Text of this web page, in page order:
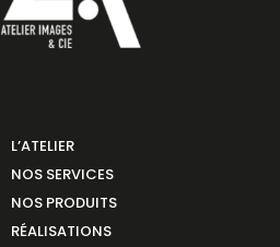
L’ATELIER
NOS SERVICES
NOS PRODUITS
RÉALISATIONS